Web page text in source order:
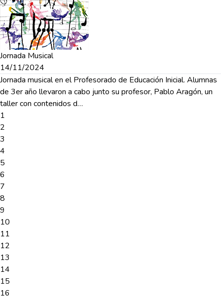
Jornada Musical
14/11/2024
Jornada musical en el Profesorado de Educación Inicial. Alumnas
de 3er año llevaron a cabo junto su profesor, Pablo Aragón, un
taller con contenidos d…
1
2
3
4
5
6
7
8
9
10
11
12
13
14
15
16